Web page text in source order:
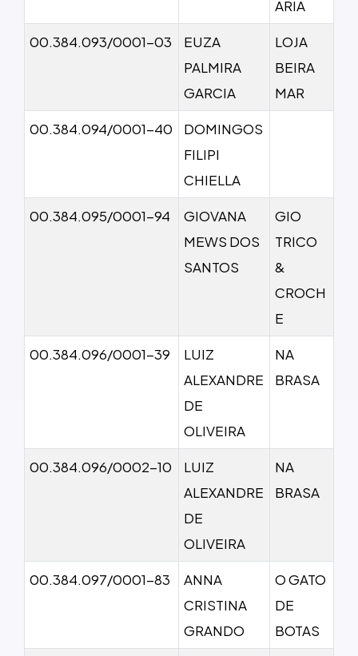
ARIA
00.384.093/0001-03
EUZA
PALMIRA
GARCIA
LOJA
BEIRA
MAR
00.384.094/0001-40
DOMINGOS
FILIPI
CHIELLA
00.384.095/0001-94
GIOVANA
MEWS DOS
SANTOS
GIO
TRICO
&
CROCH
E
00.384.096/0001-39
LUIZ
ALEXANDRE
DE
OLIVEIRA
NA
BRASA
00.384.096/0002-10
LUIZ
ALEXANDRE
DE
OLIVEIRA
NA
BRASA
00.384.097/0001-83
ANNA
CRISTINA
GRANDO
O GATO
DE
BOTAS